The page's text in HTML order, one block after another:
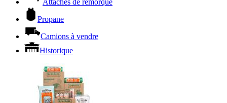
Attaches de remorque
Propane
Camions à vendre
Historique